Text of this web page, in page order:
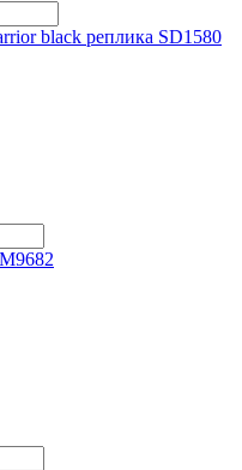
black реплика SD1580